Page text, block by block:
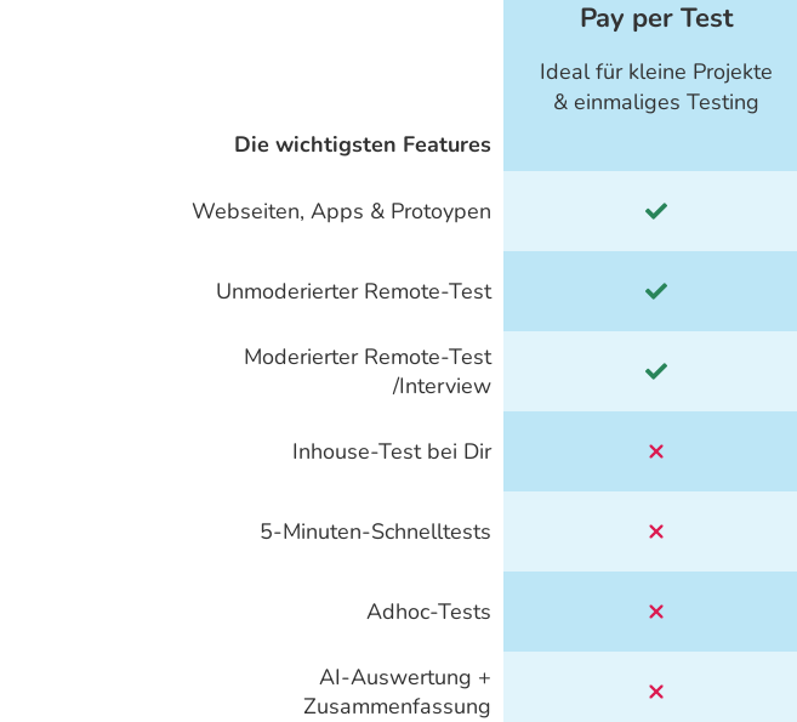
Die wichtigsten Features
Pay per Test
Ideal für kleine Projekte
& einmaliges Testing
Webseiten, Apps & Protoypen
Unmoderierter Remote-Test
Moderierter Remote-Test
/Interview
Inhouse-Test bei Dir
5-Minuten-Schnelltests
Adhoc-Tests
AI-Auswertung +
Zusammenfassung